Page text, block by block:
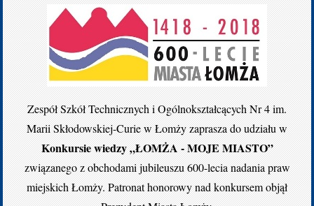
Zespół Szkół Technicznych i Ogólnokształcących Nr 4 im.
Marii Skłodowskiej-Curie w Łomży zaprasza do udziału w
Konkursie wiedzy „ŁOMŻA - MOJE MIASTO”
związanego z obchodami jubileuszu 600-lecia nadania praw
miejskich Łomży. Patronat honorowy nad konkursem objął